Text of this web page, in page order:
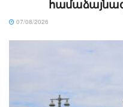
07/08/2026